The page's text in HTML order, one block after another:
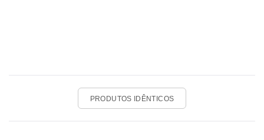
PRODUTOS IDÊNTICOS